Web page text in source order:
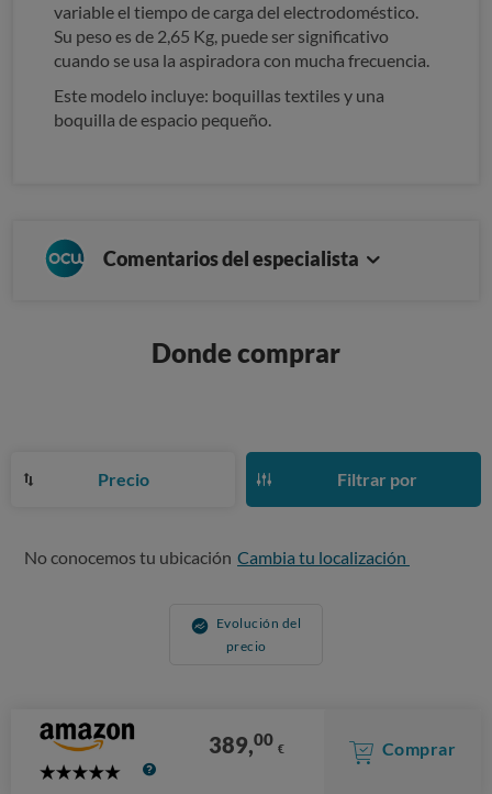
variable el tiempo de carga del electrodoméstico.
Su peso es de 2,65 Kg, puede ser significativo
cuando se usa la aspiradora con mucha frecuencia.
Este modelo incluye: boquillas textiles y una
boquilla de espacio pequeño.
Comentarios del especialista
Donde comprar
Precio Filtrar por
No conocemos tu ubicación Cambia tu localización
Evolución del
precio
5
389,00 € Comprar